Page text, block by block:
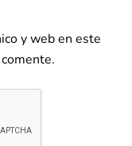
y web en este